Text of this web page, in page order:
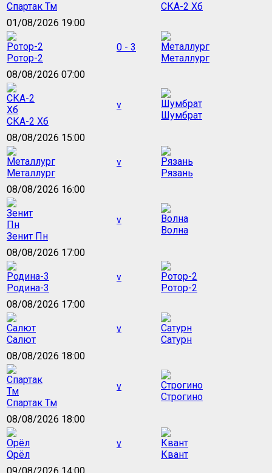
Спартак Тм
СКА-2 Хб
01/08/2026 19:00
Ротор-2
0 - 3
Металлург
08/08/2026 07:00
СКА-2 Хб
v
Шумбрат
08/08/2026 15:00
Металлург
v
Рязань
08/08/2026 16:00
Зенит Пн
v
Волна
08/08/2026 17:00
Родина-3
v
Ротор-2
08/08/2026 17:00
Салют
v
Сатурн
08/08/2026 18:00
Спартак Тм
v
Строгино
08/08/2026 18:00
Орёл
v
Квант